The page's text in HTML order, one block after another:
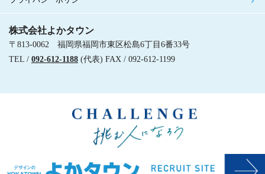
株式会社よかタウン
〒813-0062 福岡県福岡市東区松島6丁目6番33号
TEL / 092-612-1188 (代表) FAX / 092-612-1199